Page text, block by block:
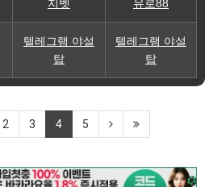
지벳 유로88
텔레그램 야설
탑
텔레그램 야설
탑
2 3 4 5